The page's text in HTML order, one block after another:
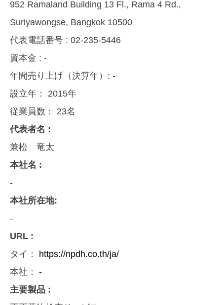
952 Ramaland Building 13 Fl., Rama 4 Rd.,
Suriyawongse, Bangkok 10500
代表電話番号 : 02-235-5446
資本金 : -
年間売り上げ（決算年）: -
設立年： 2015年
従業員数： 23名
代表者名 :
兼松 竜太
本社名 :
-
本社所在地:
-
URL :
タイ： https://npdh.co.th/ja/
本社： -
主要製品 :